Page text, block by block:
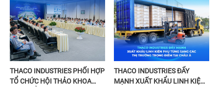
THACO INDUSTRIES PHỐI HỢP
TỔ CHỨC HỘI THẢO KHOA
THACO INDUSTRIES ĐẨY
MẠNH XUẤT KHẨU LINH KIỆN,